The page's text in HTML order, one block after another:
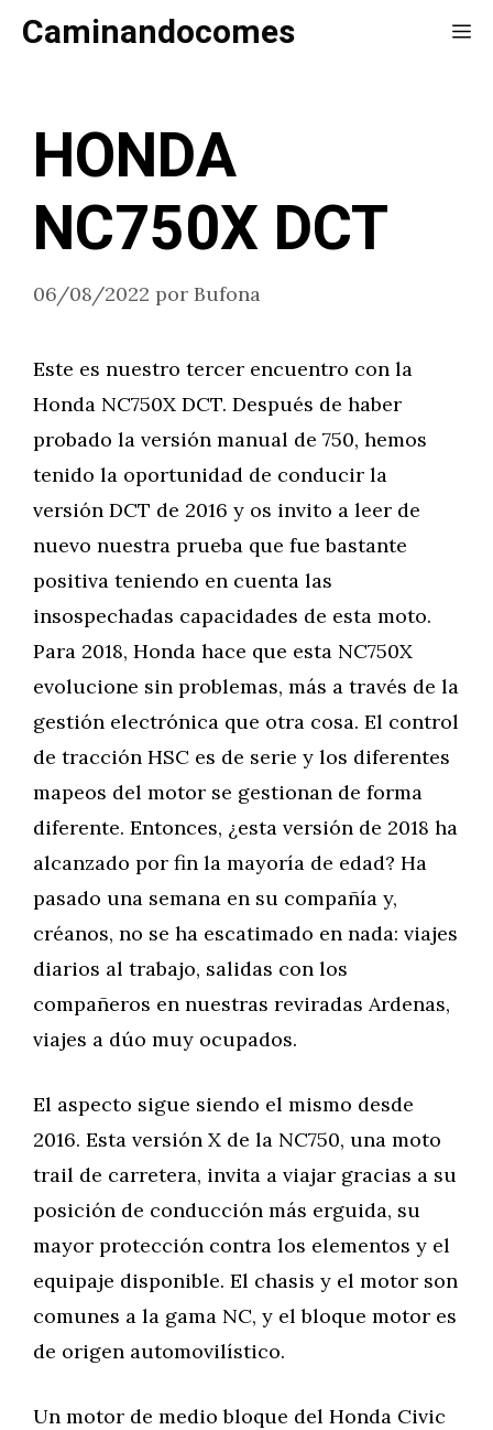
SaltarCaminandocomes
HONDA
NC750X DCT
06/08/2022 por Bufona
Este es nuestro tercer encuentro con la
Honda NC750X DCT. Después de haber
probado la versión manual de 750, hemos
tenido la oportunidad de conducir la
versión DCT de 2016 y os invito a leer de
nuevo nuestra prueba que fue bastante
positiva teniendo en cuenta las
insospechadas capacidades de esta moto.
Para 2018, Honda hace que esta NC750X
evolucione sin problemas, más a través de la
gestión electrónica que otra cosa. El control
de tracción HSC es de serie y los diferentes
mapeos del motor se gestionan de forma
diferente. Entonces, ¿esta versión de 2018 ha
alcanzado por fin la mayoría de edad? Ha
pasado una semana en su compañía y,
créanos, no se ha escatimado en nada: viajes
diarios al trabajo, salidas con los
compañeros en nuestras reviradas Ardenas,
viajes a dúo muy ocupados.
El aspecto sigue siendo el mismo desde
2016. Esta versión X de la NC750, una moto
trail de carretera, invita a viajar gracias a su
posición de conducción más erguida, su
mayor protección contra los elementos y el
equipaje disponible. El chasis y el motor son
comunes a la gama NC, y el bloque motor es
de origen automovilístico.
Un motor de medio bloque del Honda Civic